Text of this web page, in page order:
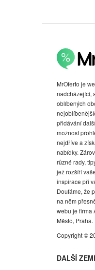
MrOferto je
nadcházející,
oblíbených
přidávání
možnost
nejdříve a
nabídky.
různé rady,
jež rozšíří
inspirace při
Doufáme, že
na něm
webu je firma
Město,
Copyright ©
DALŠÍ